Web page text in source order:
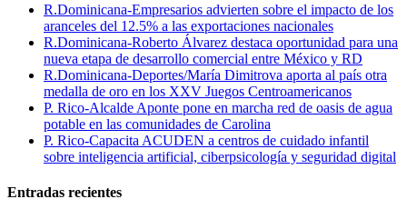
R.Dominicana-Empresarios advierten sobre el impacto de los
aranceles del 12.5% a las exportaciones nacionales
R.Dominicana-Roberto Álvarez destaca oportunidad para una
nueva etapa de desarrollo comercial entre México y RD
R.Dominicana-Deportes/María Dimitrova aporta al país otra
medalla de oro en los XXV Juegos Centroamericanos
P. Rico-Alcalde Aponte pone en marcha red de oasis de agua
potable en las comunidades de Carolina
P. Rico-Capacita ACUDEN a centros de cuidado infantil
sobre inteligencia artificial, ciberpsicología y seguridad digital
Entradas recientes